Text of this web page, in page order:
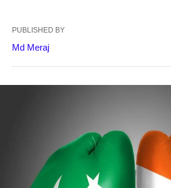
PUBLISHED BY
Md Meraj